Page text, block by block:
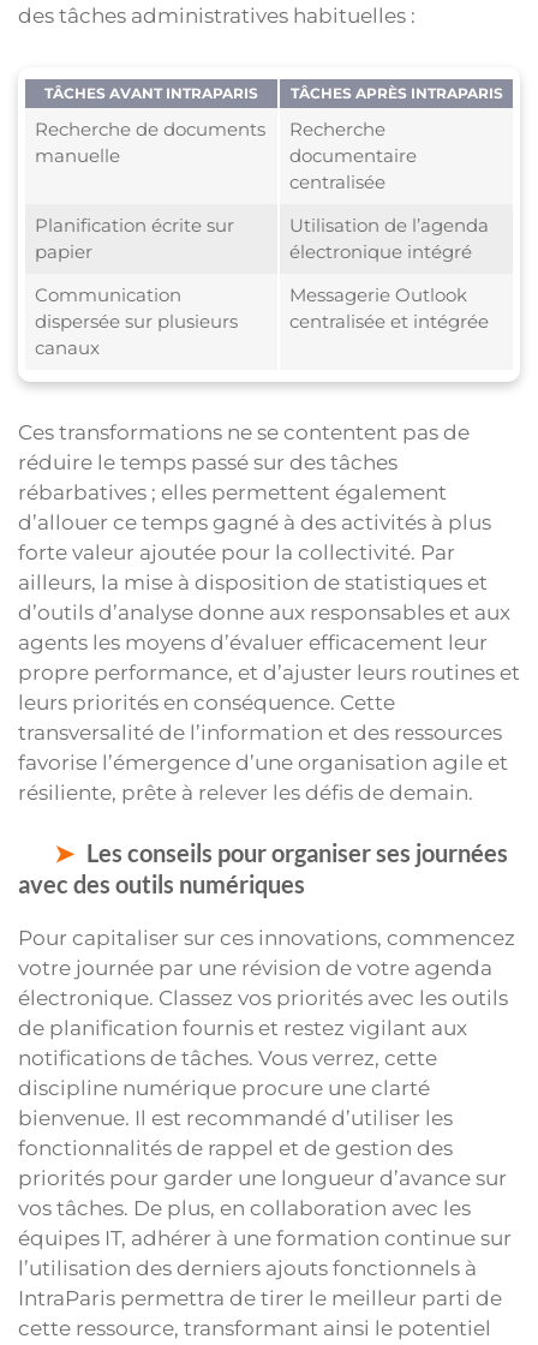
des tâches administratives habituelles :
TÂCHES AVANT INTRAPARIS TÂCHES APRÈS INTRAPARIS
Recherche de documents
manuelle
Recherche
documentaire
centralisée
Planification écrite sur
papier
Utilisation de l’agenda
électronique intégré
Communication
dispersée sur plusieurs
canaux
Messagerie Outlook
centralisée et intégrée
Ces transformations ne se contentent pas de
réduire le temps passé sur des tâches
rébarbatives ; elles permettent également
d’allouer ce temps gagné à des activités à plus
forte valeur ajoutée pour la collectivité. Par
ailleurs, la mise à disposition de statistiques et
d’outils d’analyse donne aux responsables et aux
agents les moyens d’évaluer efficacement leur
propre performance, et d’ajuster leurs routines et
leurs priorités en conséquence. Cette
transversalité de l’information et des ressources
favorise l’émergence d’une organisation agile et
résiliente, prête à relever les défis de demain.
Les conseils pour organiser ses journées
avec des outils numériques
Pour capitaliser sur ces innovations, commencez
votre journée par une révision de votre agenda
électronique. Classez vos priorités avec les outils
de planification fournis et restez vigilant aux
notifications de tâches. Vous verrez, cette
discipline numérique procure une clarté
bienvenue. Il est recommandé d’utiliser les
fonctionnalités de rappel et de gestion des
priorités pour garder une longueur d’avance sur
vos tâches. De plus, en collaboration avec les
équipes IT, adhérer à une formation continue sur
l’utilisation des derniers ajouts fonctionnels à
IntraParis permettra de tirer le meilleur parti de
cette ressource, transformant ainsi le potentiel